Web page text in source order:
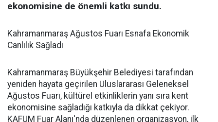
ekonomisine de önemli katkı sundu.
Kahramanmaraş Ağustos Fuarı Esnafa Ekonomik
Canlılık Sağladı
Kahramanmaraş Büyükşehir Belediyesi tarafından
yeniden hayata geçirilen Uluslararası Geleneksel
Ağustos Fuarı, kültürel etkinliklerin yanı sıra kent
ekonomisine sağladığı katkıyla da dikkat çekiyor.
KAFUM Fuar Alanı'nda düzenlenen organizasyon, ilk